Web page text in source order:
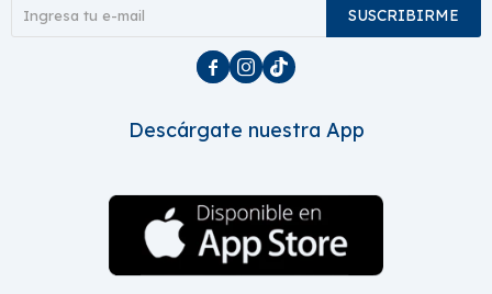
SUSCRIBIRME
  
Descárgate nuestra App